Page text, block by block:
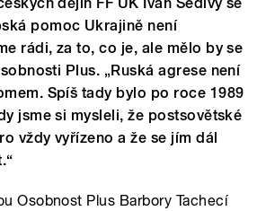
dějin FF UK Ivan Šedivý se
pomoc Ukrajině není
rádi, za to, co je, ale mělo by se
Plus. „Ruská agrese není
Spíš tady bylo po roce 1989
jsme si mysleli, že postsovětské
vždy vyřízeno a že se jím dál
Osobnost Plus Barbory Tachecí